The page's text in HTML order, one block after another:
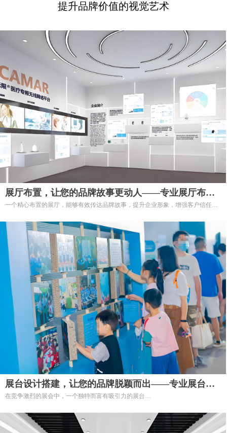
提升品牌价值的视觉艺术
展厅布置，让您的品牌故事更动人——专业展厅布置
服务
一个精心布置的展厅，能够有效传达品牌故事，提升企业形象，增强客户信任。
间。
展台设计搭建，让您的品牌脱颖而出——专业展台设
计搭建服务
在竞争激烈的展会中，一个独特而富有吸引力的展台
我们提供专业的展台设计搭建服务，为您的品牌在展会中脱颖而出，创造更多商
机。